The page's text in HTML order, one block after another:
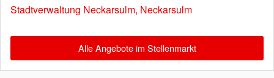
Stadtverwaltung Neckarsulm, Neckarsulm
Alle Angebote im Stellenmarkt